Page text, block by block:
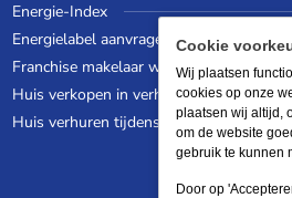
Energie-Index
Energielabel aanvragen
Franchise makelaar worden
Huis verkopen in verhuurde staat
Huis verhuren tijdens een wereldreis
Cookie
Wij plaatsen
cookies op onze
plaatsen wij altijd,
om de website
gebruik te kunnen
Door op